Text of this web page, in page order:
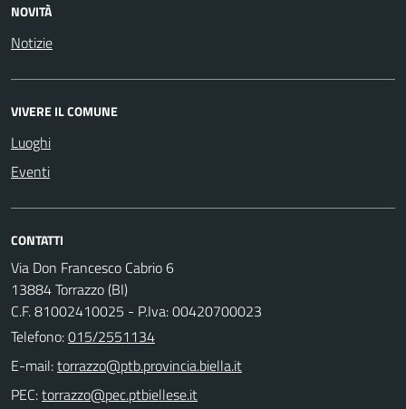
NOVITÀ
Notizie
VIVERE IL COMUNE
Luoghi
Eventi
CONTATTI
Via Don Francesco Cabrio 6
13884 Torrazzo (BI)
C.F. 81002410025 - P.Iva: 00420700023
Telefono:015/2551134
E-mail:
PEC: